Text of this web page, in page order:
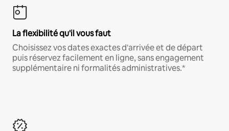
La flexibilité qu'il vous faut
Choisissez vos dates exactes d'arrivée et de départ
puis réservez facilement en ligne, sans engagement
supplémentaire ni formalités administratives.*